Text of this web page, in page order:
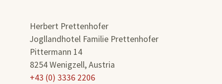
Herbert Prettenhofer
Jogllandhotel Familie Prettenhofer
Pittermann 14
8254 Wenigzell, Austria
+43 (0) 3336 2206